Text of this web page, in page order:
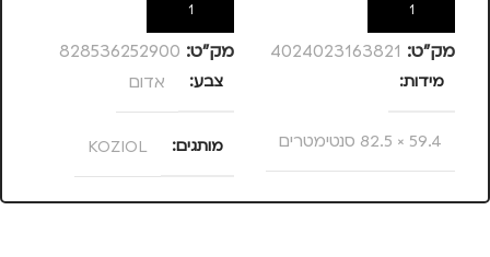
הוספה לסל
מק”ט: 4024023163821
מידות
59.4 × 82.5 סנטימטרים
מותגים TROIKA
הוספה לסל
מק”ט: 828536252900
צבע אדום
מותגים KOZIOL
מתאים ל